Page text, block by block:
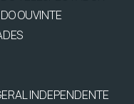
OUVINTE
INDEPENDENTE